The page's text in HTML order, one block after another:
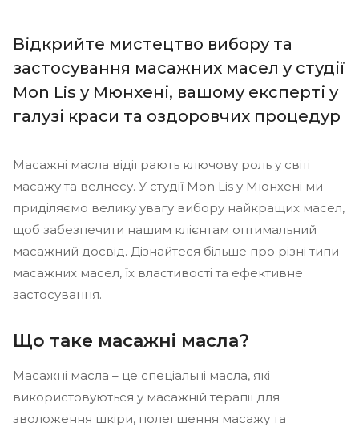
Відкрийте мистецтво вибору та
застосування масажних масел у студії
Mon Lis у Мюнхені, вашому експерті у
галузі краси та оздоровчих процедур
Масажні масла відіграють ключову роль у світі
масажу та велнесу. У студії Mon Lis у Мюнхені ми
приділяємо велику увагу вибору найкращих масел,
щоб забезпечити нашим клієнтам оптимальний
масажний досвід. Дізнайтеся більше про різні типи
масажних масел, їх властивості та ефективне
застосування.
Що таке масажні масла?
Масажні масла – це спеціальні масла, які
використовуються у масажній терапії для
зволоження шкіри, полегшення масажу та